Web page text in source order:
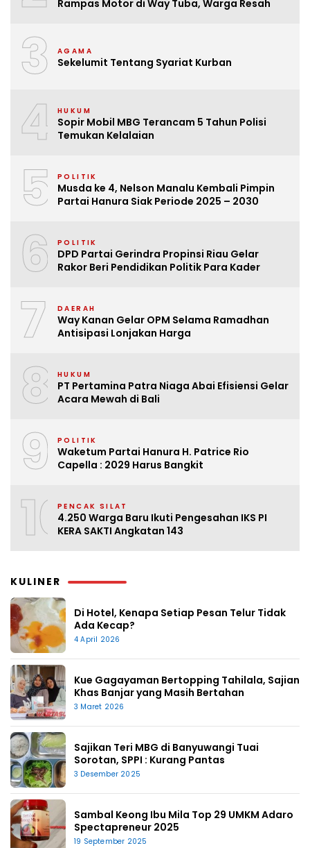
Rampas Motor di Way Tuba, Warga Resah
3 AGAMA
Sekelumit Tentang Syariat Kurban
4 HUKUM
Sopir Mobil MBG Terancam 5 Tahun Polisi
Temukan Kelalaian
5 POLITIK
Musda ke 4, Nelson Manalu Kembali Pimpin
Partai Hanura Siak Periode 2025 – 2030
6 POLITIK
DPD Partai Gerindra Propinsi Riau Gelar
Rakor Beri Pendidikan Politik Para Kader
7 DAERAH
Way Kanan Gelar OPM Selama Ramadhan
Antisipasi Lonjakan Harga
8 HUKUM
PT Pertamina Patra Niaga Abai Efisiensi Gelar
Acara Mewah di Bali
9 POLITIK
Waketum Partai Hanura H. Patrice Rio
Capella : 2029 Harus Bangkit
10PENCAK SILAT
4.250 Warga Baru Ikuti Pengesahan IKS PI
KERA SAKTI Angkatan 143
KULINER
Di Hotel, Kenapa Setiap Pesan Telur Tidak
Ada Kecap?
4 April 2026
Kue Gagayaman Bertopping Tahilala, Sajian
Khas Banjar yang Masih Bertahan
3 Maret 2026
Sajikan Teri MBG di Banyuwangi Tuai
Sorotan, SPPI : Kurang Pantas
3 Desember 2025
Sambal Keong Ibu Mila Top 29 UMKM Adaro
Spectapreneur 2025
19 September 2025